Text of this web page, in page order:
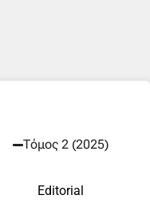
Τόμος 2 (2025)
Editorial